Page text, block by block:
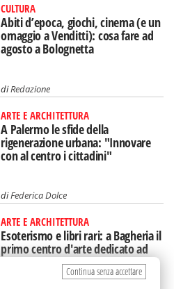
CULTURA
Abiti d’epoca, giochi, cinema (e un
omaggio a Venditti): cosa fare ad
agosto a Bolognetta
diRedazione
ARTE E ARCHITETTURA
A Palermo le sfide della
rigenerazione urbana: "Innovare
con al centro i cittadini"
diFederica Dolce
ARTE E ARCHITETTURA
Esoterismo e libri rari: a Bagheria il
primo centro d'arte dedicato ad
Aleister Crowley
Continua senza accettare